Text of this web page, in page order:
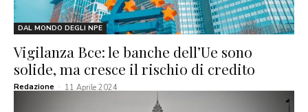
DAL MONDO DEGLI NPE
Vigilanza Bce: le banche dell’Ue sono
solide, ma cresce il rischio di credito
Redazione - 11 Aprile 2024